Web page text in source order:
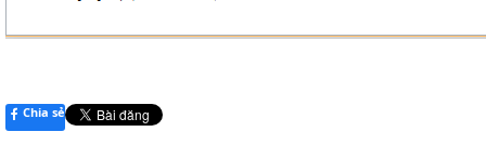
Chia sẻ